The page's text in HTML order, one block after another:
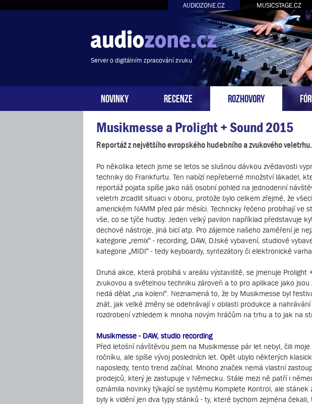
AUDIOZONE.CZ MUSICSTAGE.CZ
Server o digitálním zpracování zvuku
NOVINKY RECENZE ROZHOVORY
Musikmesse a Prolight + Sound 2015
Reportáž z největšího evropského hudebního a zvukového veletrhu.
Po několika letech jsme se letos se slušnou dávkou zvědavosti
techniky do Frankfurtu. Ten nabízí nepřeberné množství lákadel,
reportáž pojata spíše jako náš osobní pohled na jednodenní
veletrh zrcadlit situaci v oboru, protože bylo celkem zřejmé, že
americkém NAMM před pár měsíci. Technicky řečeno probíhají ve
vše, co se týče hudby. Jeden velký pavilon například představuje
dechové nástroje, jiná bicí atp. Pro zájemce našeho zaměření je
kategorie „remix“ - recording, DAW, DJské vybavení, studiové
kategorie „MIDI“ - tedy keyboardy, syntezátory či elektronické
Druhá akce, která probíhá v areálu výstaviště, se jmenuje Prolight
zvukovou a světelnou techniku zároveň a to pro aplikace jako
nedá dělat „na koleni“. Neznamená to, že by Musikmesse byl
znát, jak velké změny se odehrávají v oblasti produkce a
rozdrobení vzhledem k mnoha novým hráčům na trhu a to jak na
Musikmesse - DAW, studio recording
Před letošní návštěvou jsem na Musikmesse pár let nebyl, čili
ročníku, ale spíše vývoj posledních let. Opět ubylo některých
naposledy, tento trend začínal. Mnoho značek nemá vlastní
prodejců, který je zastupuje v Německu. Stále mezi ně patří i
oznámila novinky týkající se systému Komplete Kontrol, ale
byly k vidění jen dva typy stánků - ty, které bychom zejména